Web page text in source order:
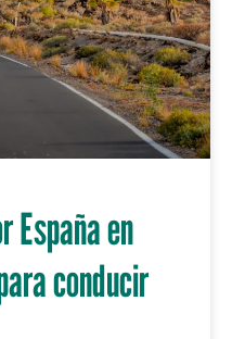
España en
conducir